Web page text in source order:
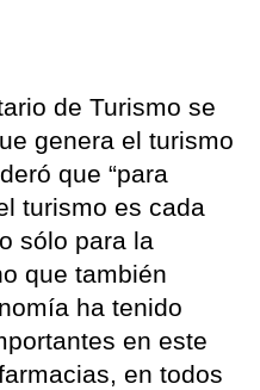
de Turismo se
genera el turismo
que “para
turismo es cada
sólo para la
que también
ha tenido
en este
en todos